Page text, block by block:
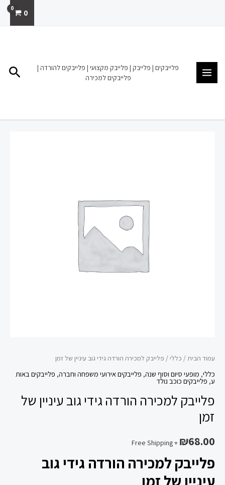
0
פלייבקים | פלייבק | פלייבק מקצועי | פלייבקים להורדה |
פלייבקים למכירה
עמוד הבית/ כללי/ פלייבק למכירה הורדה גידי גוב עיניין של זמן
כללי, מופעי סיום וסוף שנה, פלייבקים אירועי משפחה וחברה, פלייבקים באות
ע, פלייבקים כוכב נולד
פלייבק למכירה הורדה גידי גוב עיניין של
זמן
₪68.00
+ Free Shipping
פלייבק למכירה הורדה גידי גוב
עיניין של זמן